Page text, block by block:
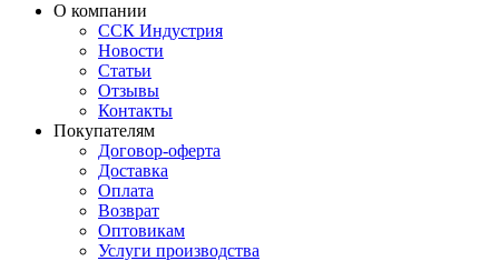
О компании
ССК Индустрия
Новости
Статьи
Отзывы
Контакты
Покупателям
Договор-оферта
Доставка
Оплата
Возврат
Оптовикам
Услуги производства